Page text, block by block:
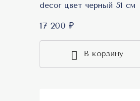
decor цвет черный 51 см
17 200 ₽
В корзину